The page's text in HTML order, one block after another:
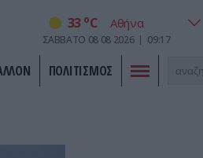
33 oC
ΣΑΒΒΑΤΟ 08 08 2026 09:17
ΠΟΛΙΤΙΣΜΟΣ